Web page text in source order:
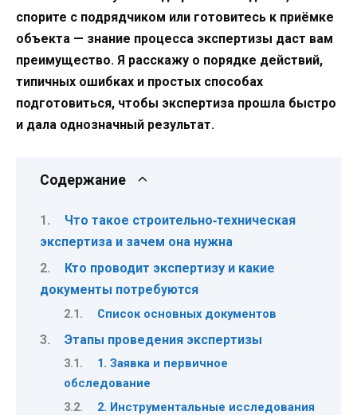
спорите с подрядчиком или готовитесь к приёмке
объекта — знание процесса экспертизы даст вам
преимущество. Я расскажу о порядке действий,
типичных ошибках и простых способах
подготовиться, чтобы экспертиза прошла быстро
и дала однозначный результат.
Содержание
Что такое строительно‑техническая
экспертиза и зачем она нужна
Кто проводит экспертизу и какие
документы потребуются
Список основных документов
Этапы проведения экспертизы
1. Заявка и первичное
обследование
2. Инструментальные исследования